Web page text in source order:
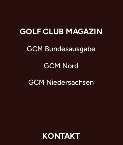
GOLF CLUB MAGAZIN
GCM Bundesausgabe
GCM Nord
GCM Niedersachsen
KONTAKT